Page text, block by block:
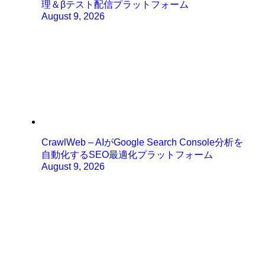
理＆βテスト配信プラットフォーム
August 9, 2026
CrawlWeb – AIがGoogle Search Console分析を
自動化するSEO最適化プラットフォーム
August 9, 2026